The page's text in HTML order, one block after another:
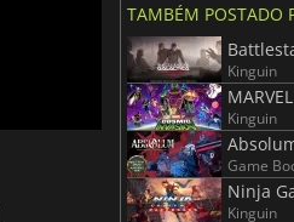
TAMBÉM POSTADO
Kinguin
Kinguin
Game
Ninja
Kinguin